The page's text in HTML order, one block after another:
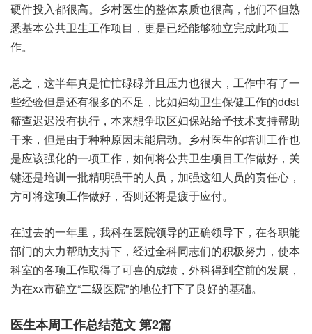
硬件投入都很高。乡村医生的整体素质也很高，他们不但熟
悉基本公共卫生工作项目，更是已经能够独立完成此项工
作。
总之，这半年真是忙忙碌碌并且压力也很大，工作中有了一
些经验但是还有很多的不足，比如妇幼卫生保健工作的ddst
筛查迟迟没有执行，本来想争取区妇保站给予技术支持帮助
干来，但是由于种种原因未能启动。乡村医生的培训工作也
是应该强化的一项工作，如何将公共卫生项目工作做好，关
键还是培训一批精明强干的人员，加强这组人员的责任心，
方可将这项工作做好，否则还将是疲于应付。
在过去的一年里，我科在医院领导的正确领导下，在各职能
部门的大力帮助支持下，经过全科同志们的积极努力，使本
科室的各项工作取得了可喜的成绩，外科得到空前的发展，
为在xx市确立“二级医院”的地位打下了良好的基础。
医生本周工作总结范文 第2篇